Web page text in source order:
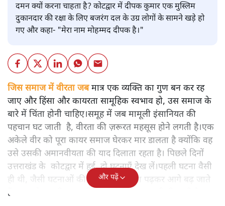
दमन क्यों करना चाहता है? कोटद्वार में दीपक कुमार एक मुस्लिम
दुकानदार की रक्षा के लिए बजरंग दल के उग्र लोगों के सामने खड़े हो
गए और कहा- "मेरा नाम मोहम्मद दीपक है।"
जिस समाज में वीरता जबमात्र एक व्यक्ति का गुण बन कर रह
जाए और हिंसा और कायरता सामूहिक स्वभाव हो, उस समाज के
बारे में चिंता होनी चाहिए।समूह में जब मामूली इंसानियत की
पहचान घट जाती है, वीरता की ज़रूरत महसूस होने लगती है।एक
अकेले वीर को पूरा कायर समाज घेरकर मार डालता है क्योंकि वह
उसे उसकी अमानवीयता की याद दिलाता रहता है। पिछले दिनों
उत्तराखंड के कोटद्वार में हुई दो घटनाएँ देख लें।पहली घटना वैसी
ही थी, जैसी घटनाओं की खबर हम रोज़ाना पढ़कर आगे बढ़ जाते
हैं।भारत के तक़रीबन हर हिस्से से ऐसी खबर आती ही रहती है।
और पढ़ें